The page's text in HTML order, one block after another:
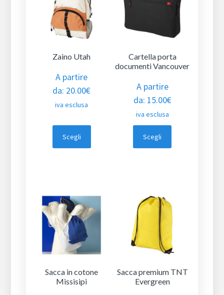
Zaino Utah
A partire
da: 20.00€
iva esclusa
Scegli
Cartella porta
documenti Vancouver
A partire
da: 15.00€
iva esclusa
Scegli
Sacca in cotone
Missisipi
Sacca premium TNT
Evergreen